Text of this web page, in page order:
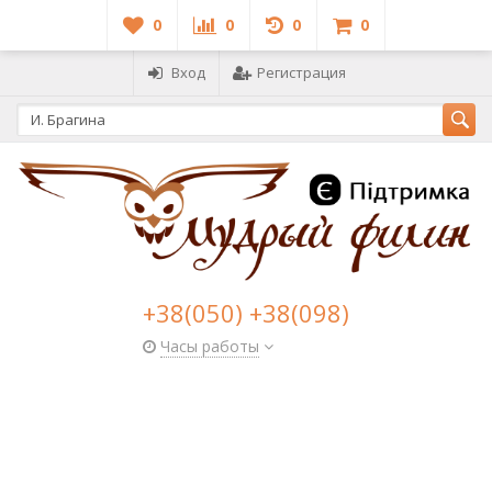
0 0 0 0
Вход Регистрация
+38(050) +38(098)
Часы работы